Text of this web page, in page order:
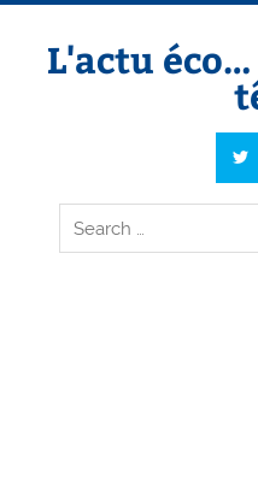
Skip
contentL'actu
L'actu éco… sans prise de